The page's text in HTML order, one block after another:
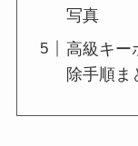
写真
高級キー
除手順ま